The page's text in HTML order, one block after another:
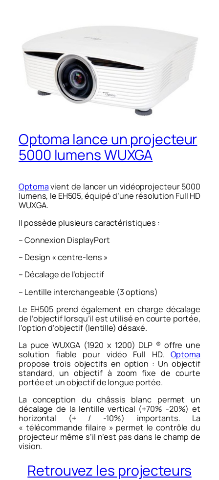
Optoma lance un projecteur
5000 lumens WUXGA
Optomavient de lancer un vidéoprojecteur 5000
lumens, le EH505, équipé d’une résolution Full HD
WUXGA.
Il possède plusieurs caractéristiques :
– Connexion DisplayPort
– Design « centre-lens »
– Décalage de l’objectif
– Lentille interchangeable (3 options)
Le EH505 prend également en charge décalage
de l’objectif lorsqu’il est utilisé en courte portée,
l’option d’objectif (lentille) désaxé.
La puce WUXGA (1920 x 1200) DLP ® offre une
solution fiable pour vidéo Full HD. Optoma
propose trois objectifs en option : Un objectif
standard, un objectif à zoom fixe de courte
portée et un objectif de longue portée.
La conception du châssis blanc permet un
décalage de la lentille vertical (+70% -20%) et
horizontal (+ / -10%) importants. La
« télécommande filaire » permet le contrôle du
projecteur même s’il n’est pas dans le champ de
vision.
Retrouvez les projecteurs